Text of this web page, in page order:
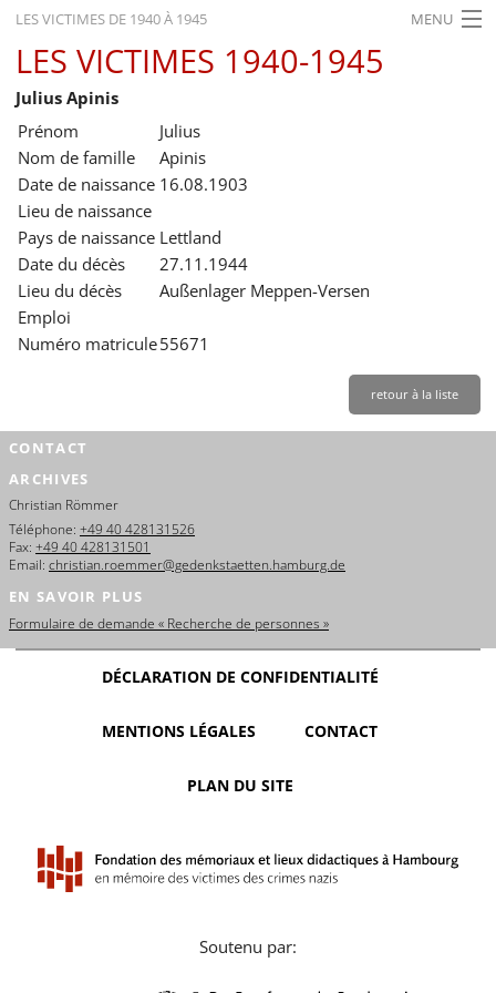
LES VICTIMES DE 1940 À 1945 MENU
ACCUEIL
ACTUALITÉS
EXPOSITIONS
HISTORIQUE
FORMATION
RECHERCHE
SERVICE
LES VICTIMES 1940-1945
Julius Apinis
Prénom
Julius
Nom de famille
Apinis
Date de naissance 16.08.1903
Lieu de naissance
Pays de naissance Lettland
Date du décès
27.11.1944
Lieu du décès
Außenlager Meppen-Versen
Emploi
Numéro matricule55671
retour à la liste
CONTACT
ARCHIVES
Christian Römmer
Téléphone: +49 40 428131526
Fax: +49 40 428131501
Email: christian.roemmer@gedenkstaetten.hamburg.de
EN SAVOIR PLUS
Formulaire de demande « Recherche de personnes »
DÉCLARATION DE CONFIDENTIALITÉ
MENTIONS LÉGALES CONTACT
PLAN DU SITE
Soutenu par: